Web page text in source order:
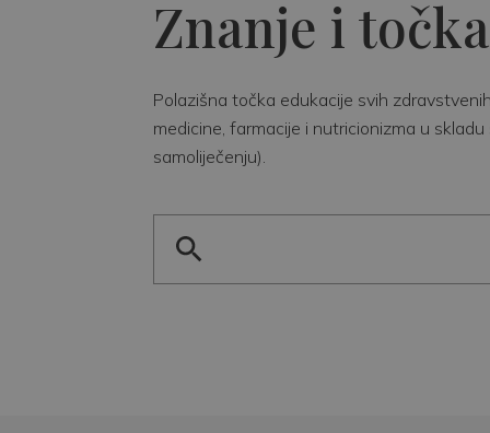
Znanje i točka
Polazišna točka edukacije svih
medicine, farmacije i nutricionizma u
samoliječenju).